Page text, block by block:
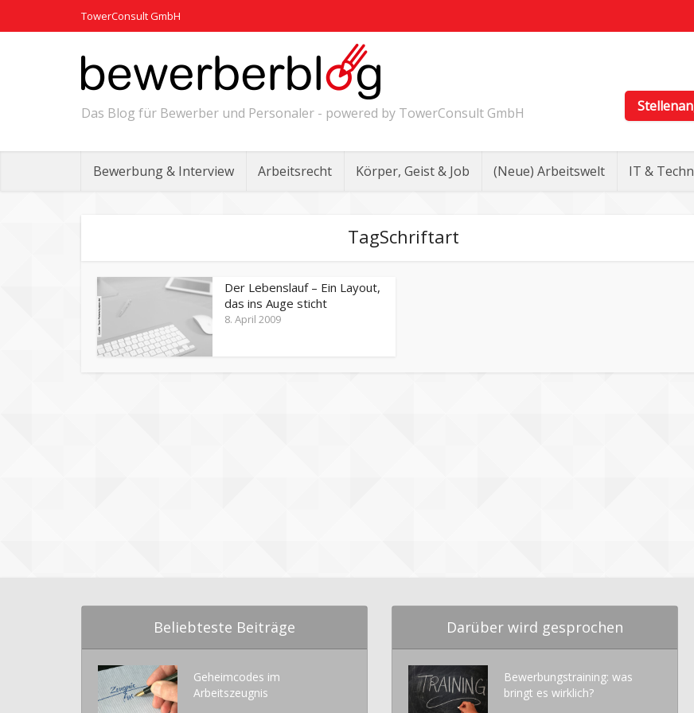
TowerConsult GmbH
Das Blog für Bewerber und Personaler - powered by TowerConsult GmbH
Bewerbung & Interview Arbeitsrecht Körper, Geist & Job (Neue) Arbeitswelt IT &
TagSchriftart
Der Lebenslauf – Ein Layout,
das ins Auge sticht
8. April 2009
Beliebteste Beiträge
Geheimcodes im
Arbeitszeugnis
Darüber wird gesprochen
Bewerbungstraining: was
bringt es wirklich?